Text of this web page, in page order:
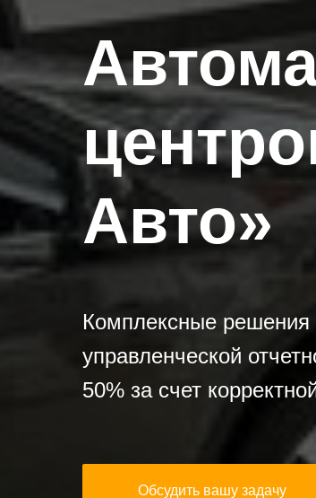
Авто»
Комплексные решения
управленческой
50% за счет
Обсудить вашу задачу